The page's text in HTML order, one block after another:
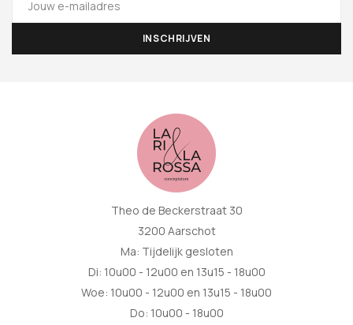
Theo de Beckerstraat 30
3200 Aarschot
Ma: Tijdelijk gesloten
Di: 10u00 - 12u00 en 13u15 - 18u00
Woe: 10u00 - 12u00 en 13u15 - 18u00
Do: 10u00 - 18u00